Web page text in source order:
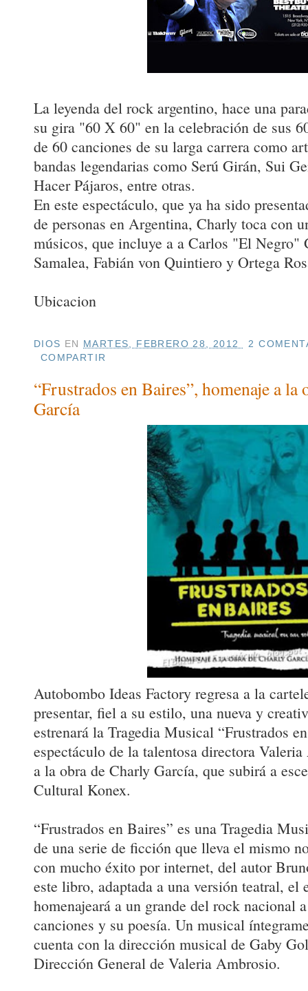
La leyenda del rock argentino, hace una
su gira "60 X 60" en la celebración de sus
de 60 canciones de su larga carrera como
bandas legendarias como Serú Girán, Sui
Hacer Pájaros, entre otras.
En este espectáculo, que ya ha sido
de personas en Argentina, Charly toca con
músicos, que incluye a a Carlos "El Negro"
Samalea, Fabián von Quintiero y Ortega
Ubicacion
DIOS EN MARTES, FEBRERO 28, 2012
2
COMPARTIR
“Frustrados en Baires”, homenaje a la
García
Autobombo Ideas Factory regresa a la
presentar, fiel a su estilo, una nueva y
estrenará la Tragedia Musical “Frustrados
espectáculo de la talentosa directora
a la obra de Charly García, que subirá a
Cultural Konex.
“Frustrados en Baires” es una Tragedia
de una serie de ficción que lleva el mismo
con mucho éxito por internet, del autor
este libro, adaptada a una versión teatral, el
homenajeará a un grande del rock nacional
canciones y su poesía. Un musical
cuenta con la dirección musical de Gaby
Dirección General de Valeria Ambrosio.